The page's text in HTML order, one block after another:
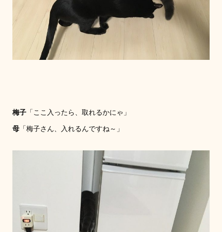
梅子「ここ入ったら、取れるかにゃ」
母「梅子さん、入れるんですね～」